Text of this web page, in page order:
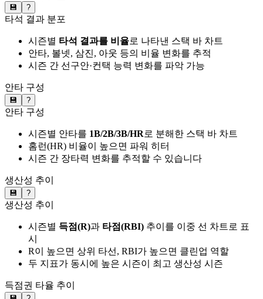
💾 ?
타석 결과 분포
시즌별 타석 결과를 비율로 나타낸 스택 바 차트
안타, 볼넷, 삼진, 아웃 등의 비율 변화를 추적
시즌 간 선구안·컨택 능력 변화를 파악 가능
안타 구성
💾 ?
안타 구성
시즌별 안타를 1B/2B/3B/HR로 분해한 스택 바 차트
홈런(HR) 비율이 높으면 파워 히터
시즌 간 장타력 변화를 추적할 수 있습니다
생산성 추이
💾 ?
생산성 추이
시즌별 득점(R)과 타점(RBI) 추이를 이중 선 차트로 표
시
R이 높으면 상위 타선, RBI가 높으면 클린업 역할
두 지표가 동시에 높은 시즌이 최고 생산성 시즌
득점권 타율 추이